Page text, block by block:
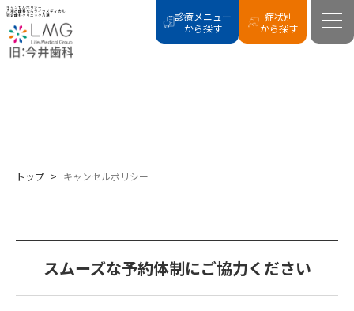
キャンセルポリシー
八潮の歯科ならライフメディカル
総合歯科クリニック八潮
診療メニュー
から探す
症状別
から探す
トップ > キャンセルポリシー
スムーズな予約体制にご協力ください